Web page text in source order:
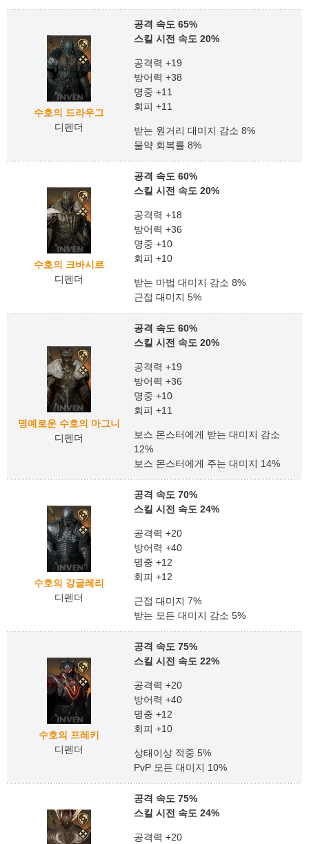
수호의 드라우그
디펜더
공격 속도 65%
스킬 시전 속도 20%
공격력 +19
방어력 +38
명중 +11
회피 +11
받는 원거리 대미지 감소 8%
물약 회복률 8%
수호의 크바시르
디펜더
공격 속도 60%
스킬 시전 속도 20%
공격력 +18
방어력 +36
명중 +10
회피 +10
받는 마법 대미지 감소 8%
근접 대미지 5%
명예로운 수호의 마그니
디펜더
공격 속도 60%
스킬 시전 속도 20%
공격력 +19
방어력 +36
명중 +10
회피 +11
보스 몬스터에게 받는 대미지 감소
12%
보스 몬스터에게 주는 대미지 14%
수호의 강글레리
디펜더
공격 속도 70%
스킬 시전 속도 24%
공격력 +20
방어력 +40
명중 +12
회피 +12
근접 대미지 7%
받는 모든 대미지 감소 5%
수호의 프레키
디펜더
공격 속도 75%
스킬 시전 속도 22%
공격력 +20
방어력 +40
명중 +12
회피 +10
상태이상 적중 5%
PvP 모든 대미지 10%
공격 속도 75%
스킬 시전 속도 24%
공격력 +20